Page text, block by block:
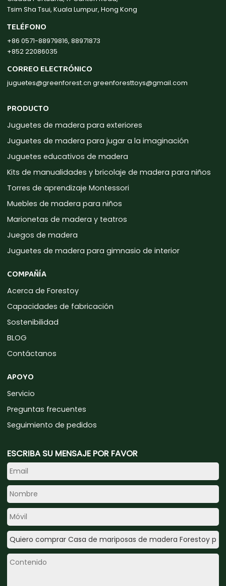
Tsim Sha Tsui, Kuala Lumpur, Hong Kong
TELÉFONO
+86 0571-88979816, 88971873
+852 22086035
CORREO ELECTRÓNICO
juguetes@greenforest.cn greenforesttoys@gmail.com
PRODUCTO
Juguetes de madera para exteriores
Juguetes de madera para jugar a la imaginación
Juguetes educativos de madera
Kits de manualidades y bricolaje de madera para niños
Torres de aprendizaje Montessori
Muebles de madera para niños
Marionetas de madera y teatros
Juegos de madera
Juguetes de madera para gimnasio de interior
COMPAÑÍA
Acerca de Forestoy
Capacidades de fabricación
Sostenibilidad
BLOG
Contáctanos
APOYO
Servicio
Preguntas frecuentes
Seguimiento de pedidos
ESCRIBA SU MENSAJE POR FAVOR